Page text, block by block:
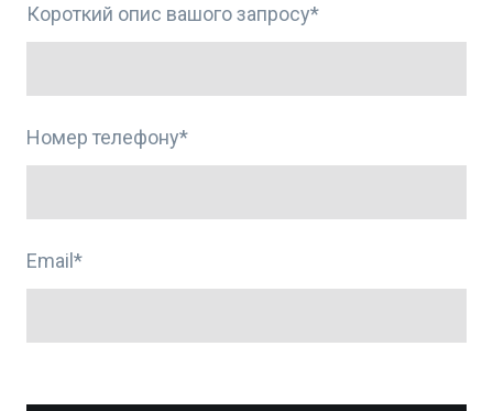
Короткий опис вашого запросу*
Номер телефону*
Email*